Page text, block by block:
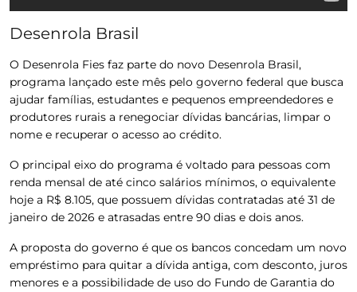
Desenrola Brasil
O Desenrola Fies faz parte do novo Desenrola Brasil,
programa lançado este mês pelo governo federal que busca
ajudar famílias, estudantes e pequenos empreendedores e
produtores rurais a renegociar dívidas bancárias, limpar o
nome e recuperar o acesso ao crédito.
O principal eixo do programa é voltado para pessoas com
renda mensal de até cinco salários mínimos, o equivalente
hoje a R$ 8.105, que possuem dívidas contratadas até 31 de
janeiro de 2026 e atrasadas entre 90 dias e dois anos.
A proposta do governo é que os bancos concedam um novo
empréstimo para quitar a dívida antiga, com desconto, juros
menores e a possibilidade de uso do Fundo de Garantia do